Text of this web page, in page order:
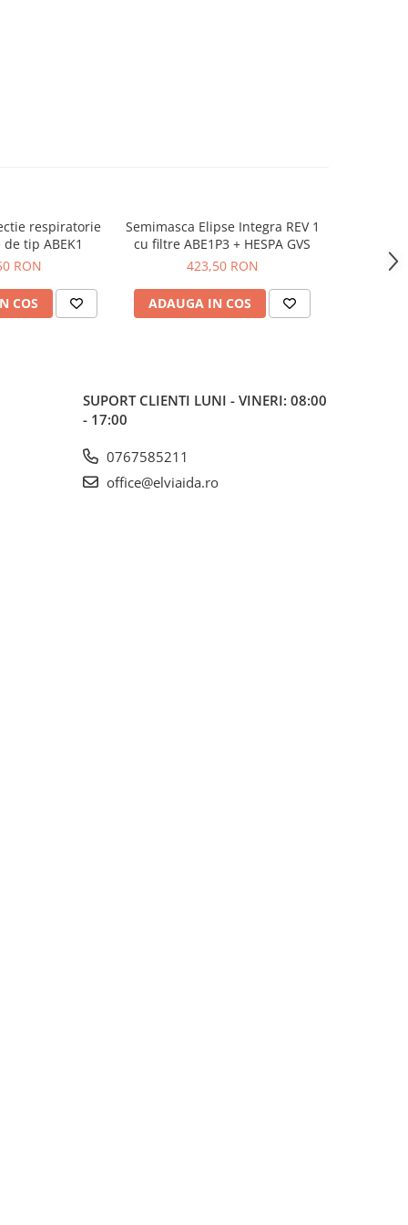
respiratorie
tip ABEK1
RON
COS
Semimasca Elipse Integra REV 1
cu filtre ABE1P3 + HESPA GVS
423,50 RON
ADAUGA IN COS
Integra
SUPORT CLIENTI LUNI - VINERI: 08:00
- 17:00
0767585211
office@elviaida.ro